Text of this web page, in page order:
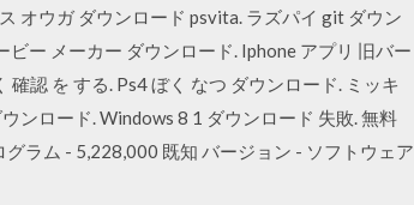
オウガ ダウンロード psvita. ラズパイ git ダウン
ー メーカー ダウンロード. Iphone アプリ 旧バー
認 を する. Ps4 ぼく なつ ダウンロード. ミッキ
ンロード. Windows 8 1 ダウンロード 失敗. 無料
ラム - 5,228,000 既知 バージョン - ソフトウェア